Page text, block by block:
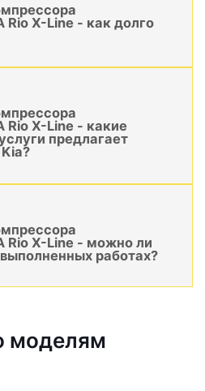
Rio X-Line - как долго
Rio X-Line - какие
предлагает
Rio X-Line - можно ли
работах?
моделям